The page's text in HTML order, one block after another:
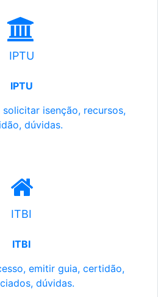
IPTU
IPTU
solicitar isenção, recursos,
dúvidas.
ITBI
ITBI
emitir guia, certidão,
dúvidas.